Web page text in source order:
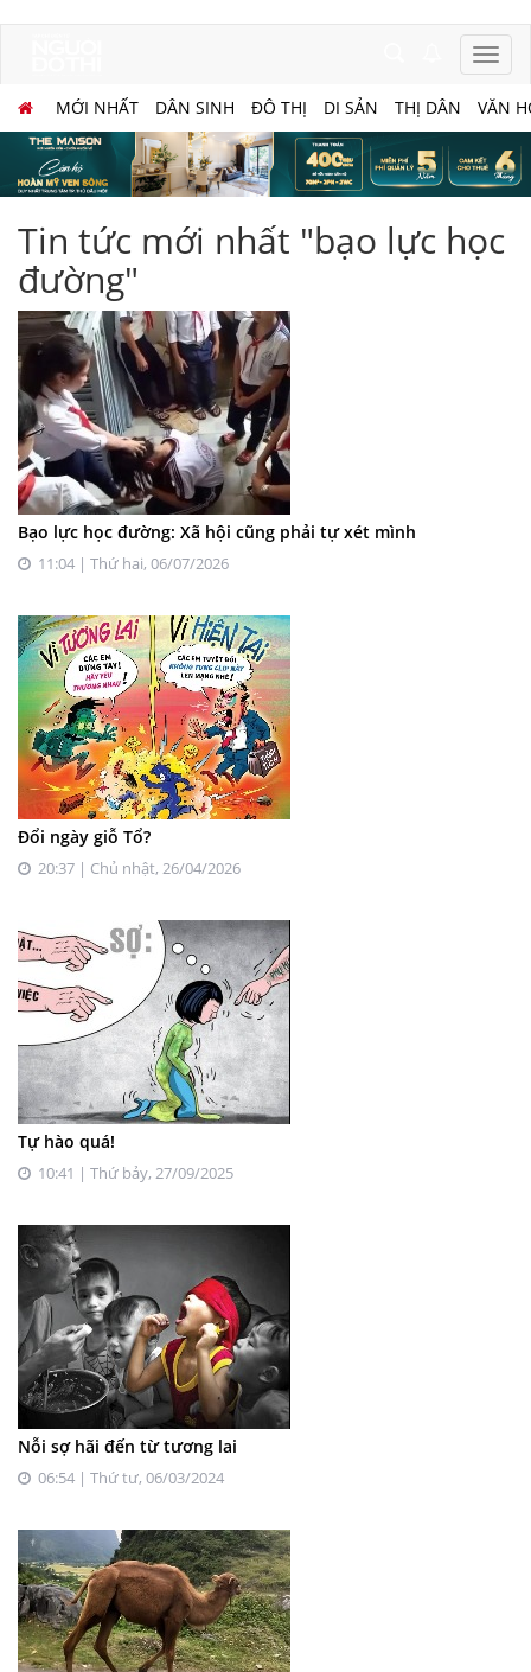
MỚI NHẤT DÂN SINH ĐÔ THỊ DI SẢN THỊ DÂN VĂN
Tin tức mới nhất "bạo lực học
đường"
Bạo lực học đường: Xã hội cũng phải tự xét mình
11:04 | Thứ hai, 06/07/2026
Đổi ngày giỗ Tổ?
20:37 | Chủ nhật, 26/04/2026
Tự hào quá!
10:41 | Thứ bảy, 27/09/2025
Nỗi sợ hãi đến từ tương lai
06:54 | Thứ tư, 06/03/2024